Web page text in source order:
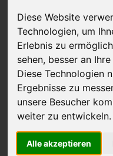
Diese Website
Technologien, um
Erlebnis zu
sehen, besser an
Diese Technologien
Ergebnisse zu
unsere Besucher
weiter zu entwickeln.
Alle akzeptieren
Auf Wunsch
JETZT
Kostenloses Angebotfür
Abholung, auf Wunsch sofort